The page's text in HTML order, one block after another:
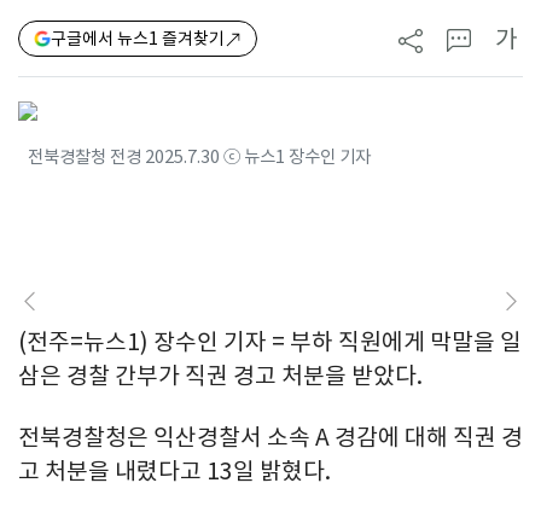
구글에서 뉴스1 즐겨찾기 가
전북경찰청 전경 2025.7.30 ⓒ 뉴스1 장수인 기자
(전주=뉴스1) 장수인 기자 = 부하 직원에게 막말을 일
삼은 경찰 간부가 직권 경고 처분을 받았다.
전북경찰청은 익산경찰서 소속 A 경감에 대해 직권 경
고 처분을 내렸다고 13일 밝혔다.